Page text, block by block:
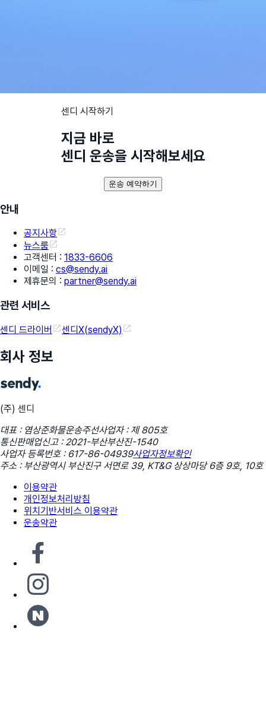
센디 시작하기
지금 바로
센디 운송을 시작해보세요
운송 예약하기
안내
공지사항
뉴스룸
고객센터 : 1833-6606
이메일 : cs@sendy.ai
제휴문의 : partner@sendy.ai
관련 서비스
센디 드라이버 센디X(sendyX)
회사 정보
(주) 센디
대표 : 염상준화물운송주선사업자 : 제 805호
통신판매업신고 : 2021-부산부산진-1540
사업자 등록번호 : 617-86-04939사업자정보확인
주소 : 부산광역시 부산진구 서면로 39, KT&G 상상마당 6층 9호, 10호
이용약관
개인정보처리방침
위치기반서비스 이용약관
운송약관